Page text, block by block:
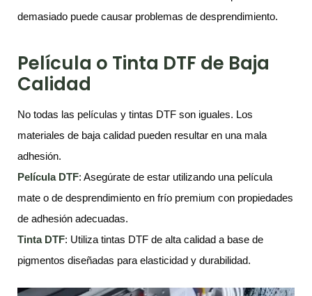
demasiado puede causar problemas de desprendimiento.
Película o Tinta DTF de Baja
Calidad
No todas las películas y tintas DTF son iguales. Los
materiales de baja calidad pueden resultar en una mala
adhesión.
Película DTF: Asegúrate de estar utilizando una película
mate o de desprendimiento en frío premium con propiedades
de adhesión adecuadas.
Tinta DTF: Utiliza tintas DTF de alta calidad a base de
pigmentos diseñadas para elasticidad y durabilidad.